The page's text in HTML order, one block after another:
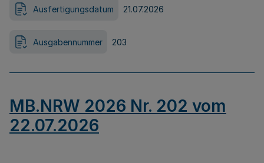
Ausfertigungsdatum 21.07.2026
Ausgabennummer 203
MB.NRW 2026 Nr. 202 vom
22.07.2026